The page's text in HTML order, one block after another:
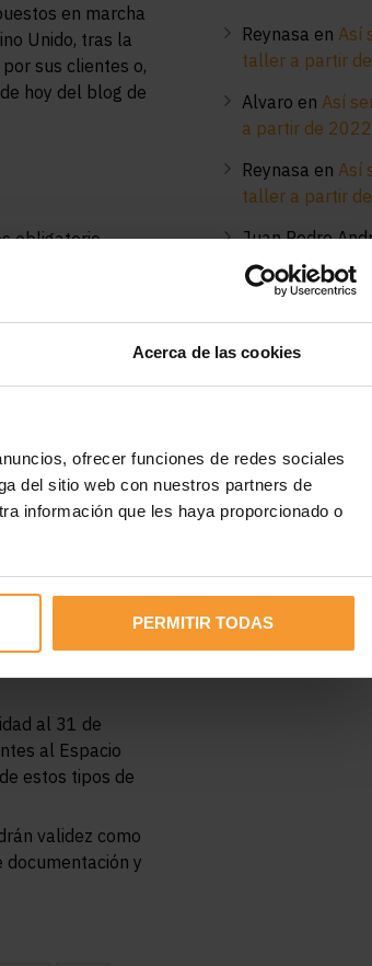
Acerca de las cookies
ofrecer funciones de redes sociales
del sitio web con nuestros partners de
información que les haya proporcionado o
PERMITIR TODAS
en marcha
Unido, tras la
sus clientes o,
hoy del blog de
obligatorio
defecto
medio del
en la estación
siempre
limitada a
acceder al
de más
los EPI´s
al 31 de
al Espacio
estos tipos de
validez como
documentación y
Reynasa en Así
taller a partir
Alvaro en Así
a partir de 2022
Reynasa en Así
taller a partir
Juan Pedro
garantía del
para mucho